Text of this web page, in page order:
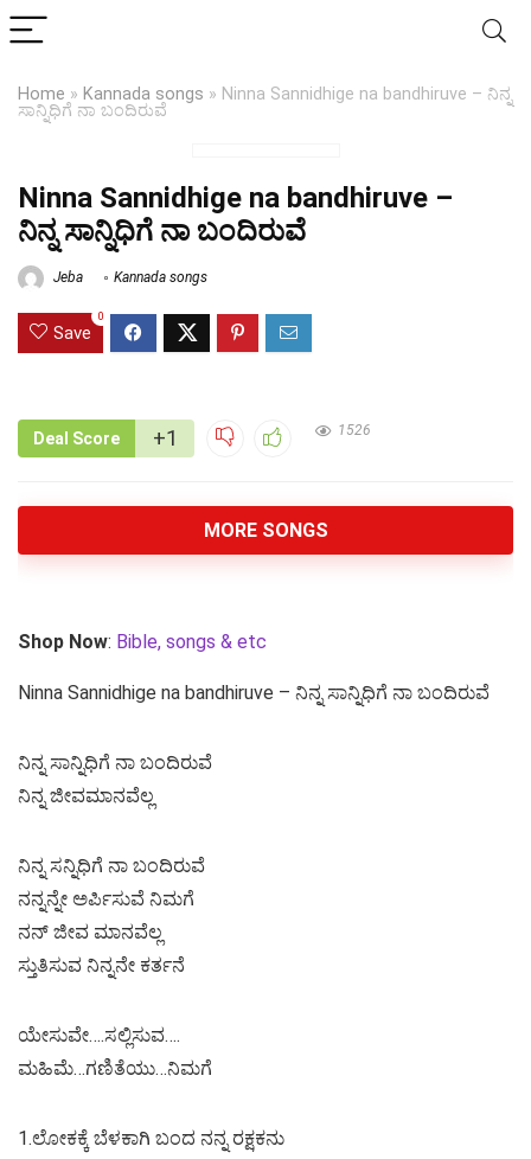
Home » Kannada songs » Ninna Sannidhige na bandhiruve – ನಿನ್ನ
ಸಾನ್ನಿಧಿಗೆ ನಾ ಬಂದಿರುವೆ
Ninna Sannidhige na bandhiruve –
ನಿನ್ನ ಸಾನ್ನಿಧಿಗೆ ನಾ ಬಂದಿರುವೆ
Jeba Kannada songs
Save
0
Deal Score +1 1526
MORE SONGS
Shop Now: Bible, songs & etc
Ninna Sannidhige na bandhiruve – ನಿನ್ನ ಸಾನ್ನಿಧಿಗೆ ನಾ ಬಂದಿರುವೆ
ನಿನ್ನ ಸಾನ್ನಿಧಿಗೆ ನಾ ಬಂದಿರುವೆ
ನಿನ್ನ ಜೀವಮಾನವೆಲ್ಲ
ನಿನ್ನ ಸನ್ನಿಧಿಗೆ ನಾ ಬಂದಿರುವೆ
ನನ್ನನ್ನೇ ಅರ್ಪಿಸುವೆ ನಿಮಗೆ
ನನ್ ಜೀವ ಮಾನವೆಲ್ಲ
ಸ್ತುತಿಸುವ ನಿನ್ನನೇ ಕರ್ತನೆ
ಯೇಸುವೇ….ಸಲ್ಲಿಸುವ….
ಮಹಿಮೆ…ಗಣಿತೆಯು…ನಿಮಗೆ
1.ಲೋಕಕ್ಕೆ ಬೆಳಕಾಗಿ ಬಂದ ನನ್ನ ರಕ್ಷಕನು